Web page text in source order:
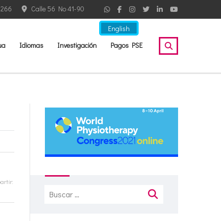
English
Calle 56 No 41-90
Idiomas Investigación Pagos PSE
Buscar: